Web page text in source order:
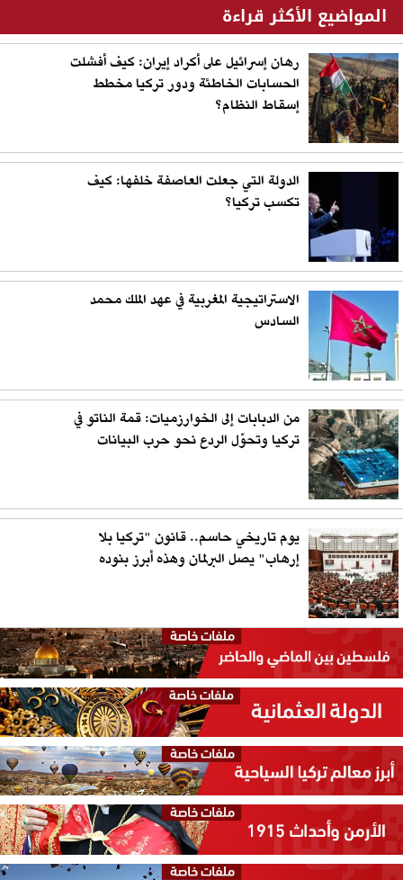
المواضيع الأكثر قراءة
رهان إسرائيل على أكراد إيران: كيف أفشلت
الحسابات الخاطئة ودور تركيا مخطط
إسقاط النظام؟
الدولة التي جعلت العاصفة خلفها: كيف
تكسب تركيا؟
الاستراتيجية المغربية في عهد الملك محمد
السادس
من الدبابات إلى الخوارزميات: قمة الناتو في
تركيا وتحوّل الردع نحو حرب البيانات
يوم تاريخي حاسم.. قانون "تركيا بلا
إرهاب" يصل البرلمان وهذه أبرز بنوده